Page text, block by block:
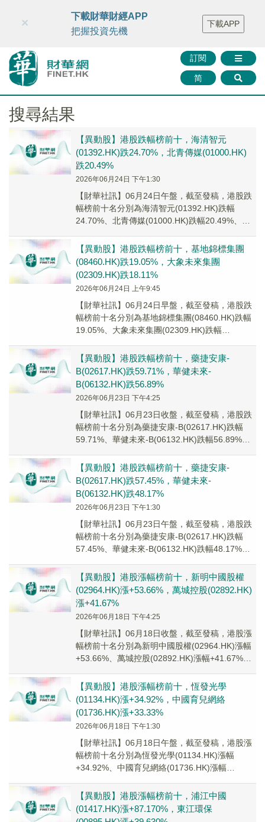
財華智庫網 FINTV FINMETA 財華證券 媒體矩陣
智庫沙龍
聯絡我們
訂閱
简
×
下載財華財經APP
把握投資先機
下載APP
搜尋結果
【異動股】港股跌幅榜前十，海清智元
(01392.HK)跌24.70%，北青傳媒(01000.HK)
跌20.49%
2026年06月24日 下午1:30
【財華社訊】06月24日午盤，截至發稿，港股跌
幅榜前十名分別為海清智元(01392.HK)跌幅
24.70%、北青傳媒(01000.HK)跌幅20.49%、澳
【異動股】港股跌幅榜前十，基地錦標集團
(08460.HK)跌19.05%，大象未來集團
(02309.HK)跌18.11%
2026年06月24日 上午9:45
【財華社訊】06月24日早盤，截至發稿，港股跌
幅榜前十名分別為基地錦標集團(08460.HK)跌幅
19.05%、大象未來集團(02309.HK)跌幅
【異動股】港股跌幅榜前十，藥捷安康-
B(02617.HK)跌59.71%，華健未來-
B(06132.HK)跌56.89%
2026年06月23日 下午4:25
【財華社訊】06月23日收盤，截至發稿，港股跌
幅榜前十名分別為藥捷安康-B(02617.HK)跌幅
59.71%、華健未來-B(06132.HK)跌幅56.89%、
【異動股】港股跌幅榜前十，藥捷安康-
B(02617.HK)跌57.45%，華健未來-
B(06132.HK)跌48.17%
2026年06月23日 下午1:30
【財華社訊】06月23日午盤，截至發稿，港股跌
幅榜前十名分別為藥捷安康-B(02617.HK)跌幅
57.45%、華健未來-B(06132.HK)跌幅48.17%、
【異動股】港股漲幅榜前十，新明中國股權
(02964.HK)漲+53.66%，萬城控股(02892.HK)
漲+41.67%
2026年06月18日 下午4:25
【財華社訊】06月18日收盤，截至發稿，港股漲
幅榜前十名分別為新明中國股權(02964.HK)漲幅
+53.66%、萬城控股(02892.HK)漲幅+41.67%、
【異動股】港股漲幅榜前十，恆發光學
(01134.HK)漲+34.92%，中國育兒網絡
(01736.HK)漲+33.33%
2026年06月18日 下午1:30
【財華社訊】06月18日午盤，截至發稿，港股漲
幅榜前十名分別為恆發光學(01134.HK)漲幅
+34.92%、中國育兒網絡(01736.HK)漲幅
【異動股】港股漲幅榜前十，浦江中國
(01417.HK)漲+87.170%，東江環保